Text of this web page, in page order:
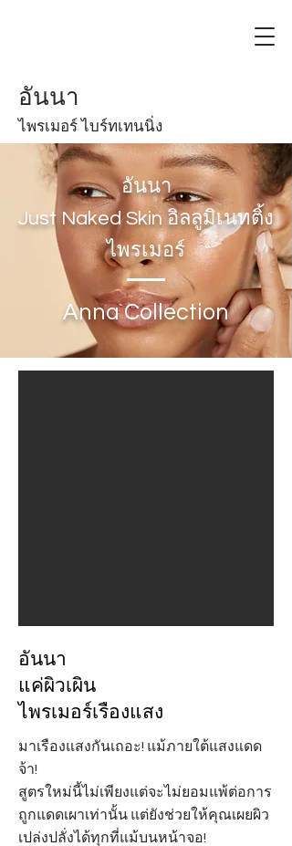
อันนา
ไพรเมอร์ ไบร์ทเทนนิ่ง
อันนา
Just Naked Skin อิลลูมิเนทติ้ง
ไพรเมอร์
Anna Collection
อันนา
แค่ผิวเผิน
ไพรเมอร์เรืองแสง
มาเรืองแสงกันเถอะ! แม้ภายใต้แสงแดด
จ้า!
สูตรใหม่นี้ไม่เพียงแต่จะไม่ยอมแพ้ต่อการ
ถูกแดดเผาเท่านั้น แต่ยังช่วยให้คุณเผยผิว
เปล่งปลั่งได้ทุกที่แม้บนหน้าจอ!